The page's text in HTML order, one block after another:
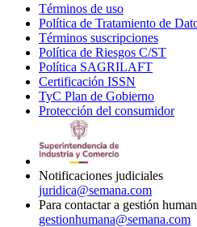
Términos de uso
in
new
window
Política de Tratamiento de
Términos suscripciones
in
Política de Riesgos C/ST
Política SAGRILAFT
new
window
Certificación ISSN
in
new
TyC Plan de Gobierno
in
Protección del consumidor
Notificaciones judiciales
juridica@semana.com
Para contactar a gestión
gestionhumana@semana.com